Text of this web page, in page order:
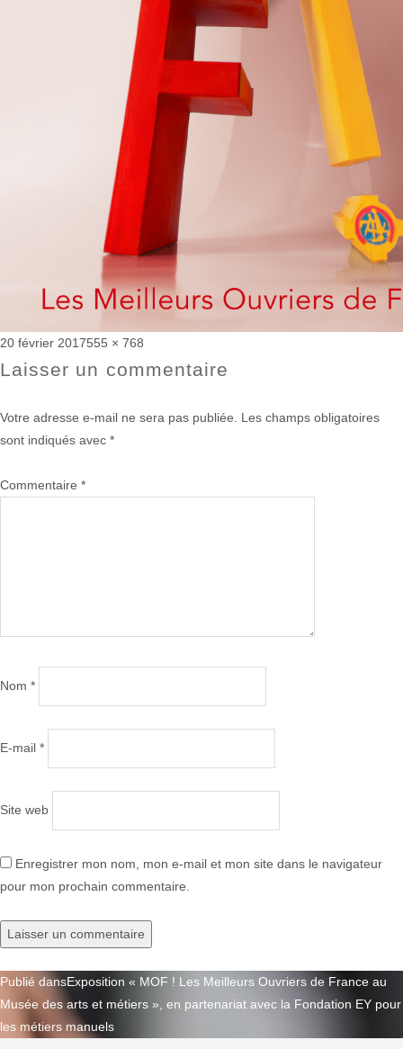
Publié
le
20 février 2017Taille
réelle
555 × 768
Laisser un commentaire
Votre adresse e-mail ne sera pas publiée.
Les champs obligatoires
sont indiqués avec *
Commentaire *
Nom *
E-mail *
Site web
Enregistrer mon nom, mon e-mail et mon site dans le navigateur
pour mon prochain commentaire.
Navigation
de
Publié dansExposition « MOF ! Les Meilleurs Ouvriers de France au
Musée des arts et métiers », en partenariat avec la Fondation EY pour
les métiers manuels